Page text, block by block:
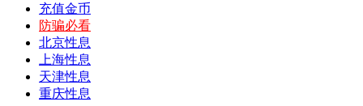
充值金币
防骗必看
北京性息
上海性息
天津性息
重庆性息